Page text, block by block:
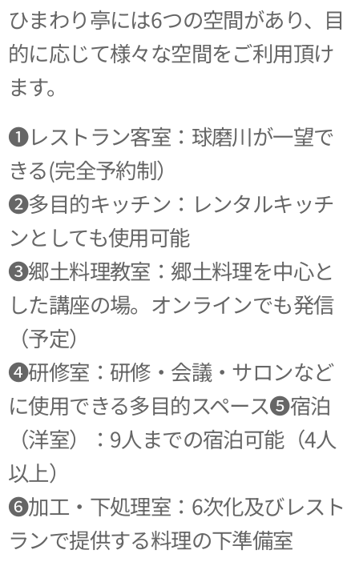
ひまわり亭には6つの空間があり、目
的に応じて様々な空間をご利用頂け
ます。
❶レストラン客室：球磨川が一望で
きる(完全予約制）
❷多目的キッチン：レンタルキッチ
ンとしても使用可能
❸郷土料理教室：郷土料理を中心と
した講座の場。オンラインでも発信
（予定）
❹研修室：研修・会議・サロンなど
に使用できる多目的スペース❺宿泊
（洋室）：9人までの宿泊可能（4人
以上）
❻加工・下処理室：6次化及びレスト
ランで提供する料理の下準備室